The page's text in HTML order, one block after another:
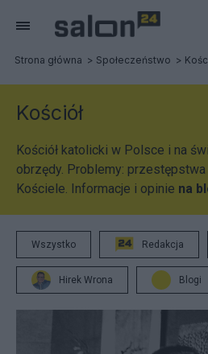
Strona główna Społeczeństwo
Kościół
Kościół katolicki w Polsce i na
obrzędy. Problemy:
Kościele. Informacje i opinie na
Wszystko Redakcja
Hirek Wrona Blogi